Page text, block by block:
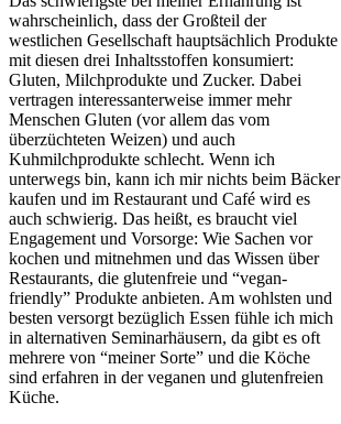
wahrscheinlich, dass der Großteil der
westlichen Gesellschaft hauptsächlich Produkte
mit diesen drei Inhaltsstoffen konsumiert:
Gluten, Milchprodukte und Zucker. Dabei
vertragen interessanterweise immer mehr
Menschen Gluten (vor allem das vom
überzüchteten Weizen) und auch
Kuhmilchprodukte schlecht. Wenn ich
unterwegs bin, kann ich mir nichts beim Bäcker
kaufen und im Restaurant und Café wird es
auch schwierig. Das heißt, es braucht viel
Engagement und Vorsorge: Wie Sachen vor
kochen und mitnehmen und das Wissen über
Restaurants, die glutenfreie und “vegan-
friendly” Produkte anbieten. Am wohlsten und
besten versorgt bezüglich Essen fühle ich mich
in alternativen Seminarhäusern, da gibt es oft
mehrere von “meiner Sorte” und die Köche
sind erfahren in der veganen und glutenfreien
Küche.